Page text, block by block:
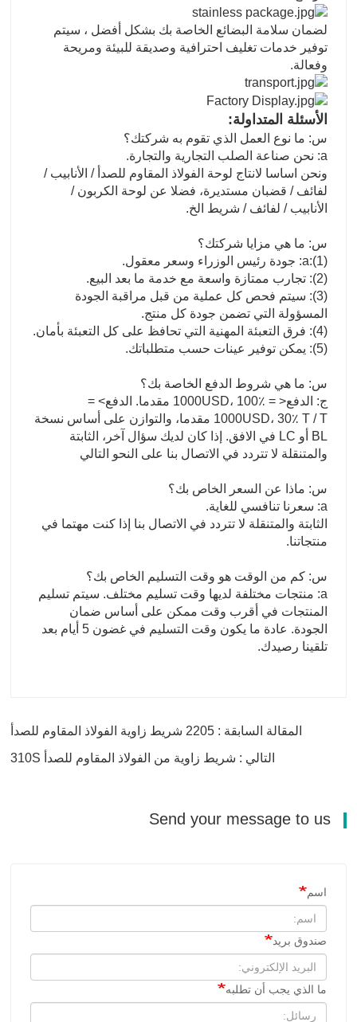
لضمان سلامة البضائع الخاصة بك بشكل أفضل ، سيتم
توفير خدمات تغليف احترافية وصديقة للبيئة ومريحة
وفعالة.
الأسئلة المتداولة:
س: ما نوع العمل الذي تقوم به شركتك؟
a: نحن صناعة الصلب التجارية والتجارة.
ونحن اساسا لانتاج لوحة الفولاذ المقاوم للصدأ / الأنابيب /
لفائف / قضبان مستديرة، فضلا عن لوحة الكربون /
الأنابيب / لفائف / شريط الخ.
س: ما هي مزايا شركتك؟
a:(1): جودة رئيس الوزراء وسعر معقول.
(2): تجارب ممتازة واسعة مع خدمة ما بعد البيع.
(3): سيتم فحص كل عملية من قبل مراقبة الجودة
المسؤولة التي تضمن جودة كل منتج.
(4): فرق التعبئة المهنية التي تحافظ على كل التعبئة بأمان.
(5): يمكن توفير عينات حسب متطلباتك.
س: ما هي شروط الدفع الخاصة بك؟
ج: الدفع< = 1000USD، 100٪ مقدما. الدفع> =
1000USD، 30٪ T / T مقدما، والتوازن على أساس نسخة
BL أو LC في الافق. إذا كان لديك سؤال آخر، الثابتة
والمتنقلة لا تتردد في الاتصال بنا على النحو التالي
س: ماذا عن السعر الخاص بك؟
a: سعرنا تنافسي للغاية.
الثابتة والمتنقلة لا تتردد في الاتصال بنا إذا كنت مهتما في
منتجاتنا.
س: كم من الوقت هو وقت التسليم الخاص بك؟
a: منتجات مختلفة لديها وقت تسليم مختلف. سيتم تسليم
المنتجات في أقرب وقت ممكن على أساس ضمان
الجودة. عادة ما يكون وقت التسليم في غضون 5 أيام بعد
تلقينا رصيدك.
المقالة السابقة : 2205 شريط زاوية الفولاذ المقاوم للصدأ
التالي : شريط زاوية من الفولاذ المقاوم للصدأ 310S
اسم
صندوق بريد
ما الذي يجب أن تطلبه